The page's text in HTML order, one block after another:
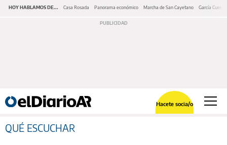
HOY HABLAMOS DE... Casa Rosada Panorama económico Marcha de San Cayetano García Cuerva
Hacete socia/o
QUÉ ESCUCHAR